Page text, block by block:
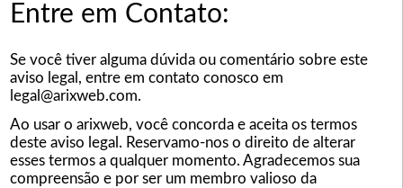
Entre em Contato:
Se você tiver alguma dúvida ou comentário sobre este
aviso legal, entre em contato conosco em
legal@arixweb.com.
Ao usar o arixweb, você concorda e aceita os termos
deste aviso legal. Reservamo-nos o direito de alterar
esses termos a qualquer momento. Agradecemos sua
compreensão e por ser um membro valioso da